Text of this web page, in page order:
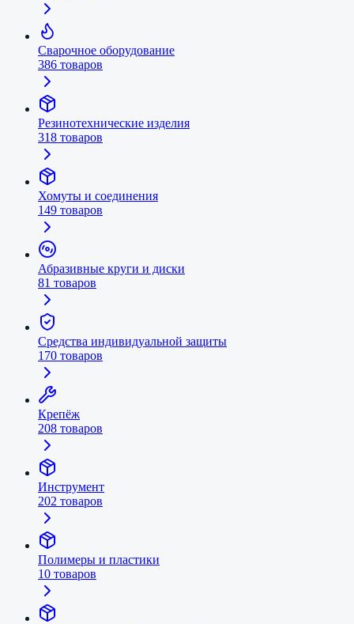
Сварочное оборудование
386 товаров
Резинотехнические изделия
318 товаров
Хомуты и соединения
149 товаров
Абразивные круги и диски
81 товаров
Средства индивидуальной защиты
170 товаров
Крепёж
208 товаров
Инструмент
202 товаров
Полимеры и пластики
10 товаров